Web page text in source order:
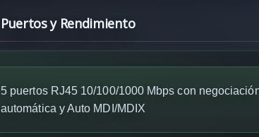
Puertos y Rendimiento
5 puertos RJ45 10/100/1000 Mbps con
automática y Auto MDI/MDIX